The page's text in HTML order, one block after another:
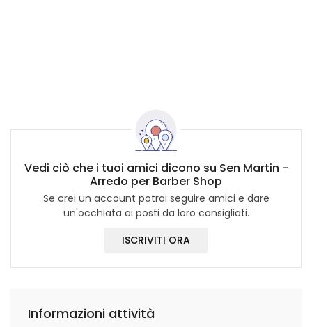
Vedi ciò che i tuoi amici dicono su Sen Martin -
Arredo per Barber Shop
Se crei un account potrai seguire amici e dare
un'occhiata ai posti da loro consigliati.
ISCRIVITI ORA
Informazioni attività